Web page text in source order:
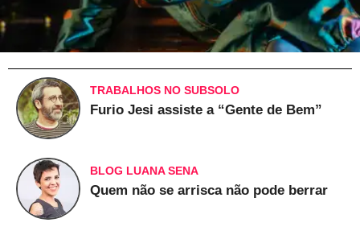
TRABALHOS NO SUBSOLO
Furio Jesi assiste a “Gente de Bem”
BLOG LUANA SENA
Quem não se arrisca não pode berrar